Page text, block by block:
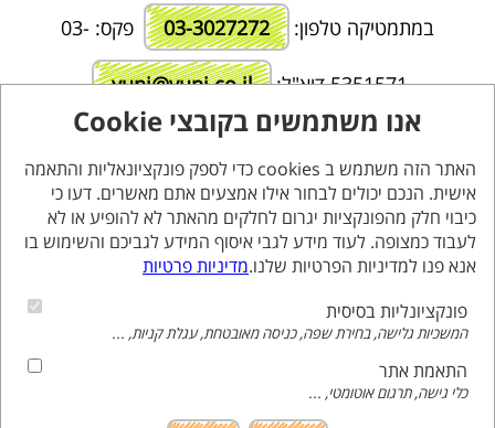
במתמטיקה טלפון:
03-3027272 פקס: 03-
5351571 דוא"ל: yuni@yuni.co.il
: המרכז הישראלי לקידום
מדעי המתמטיקה ע"ר.
עלות נלווים: 300 ₪, הגבייה תתבצע בתשלום אחרון
לפרטי הרישום והתשלום לחץ כאן
אנו משתמשים בקובצי Cookie
האתר הזה משתמש ב cookies כדי לספק פונקציונאליות והתאמה
אישית. הנכם יכולים לבחור אילו אמצעים אתם מאשרים. דעו כי
כיבוי חלק מהפונקציות יגרום לחלקים מהאתר לא להופיע או לא
לעבוד כמצופה. לעוד מידע לגבי איסוף המידע לגביכם והשימוש בו
אנא פנו למדיניות הפרטיות שלנו.מדיניות פרטיות
פונקציונליות בסיסית
המשכיות גלישה, בחירת שפה, כניסה מאובטחת, עגלת קניות, ...
התאמת אתר
כלי גישה, תרגום אוטומטי, ...